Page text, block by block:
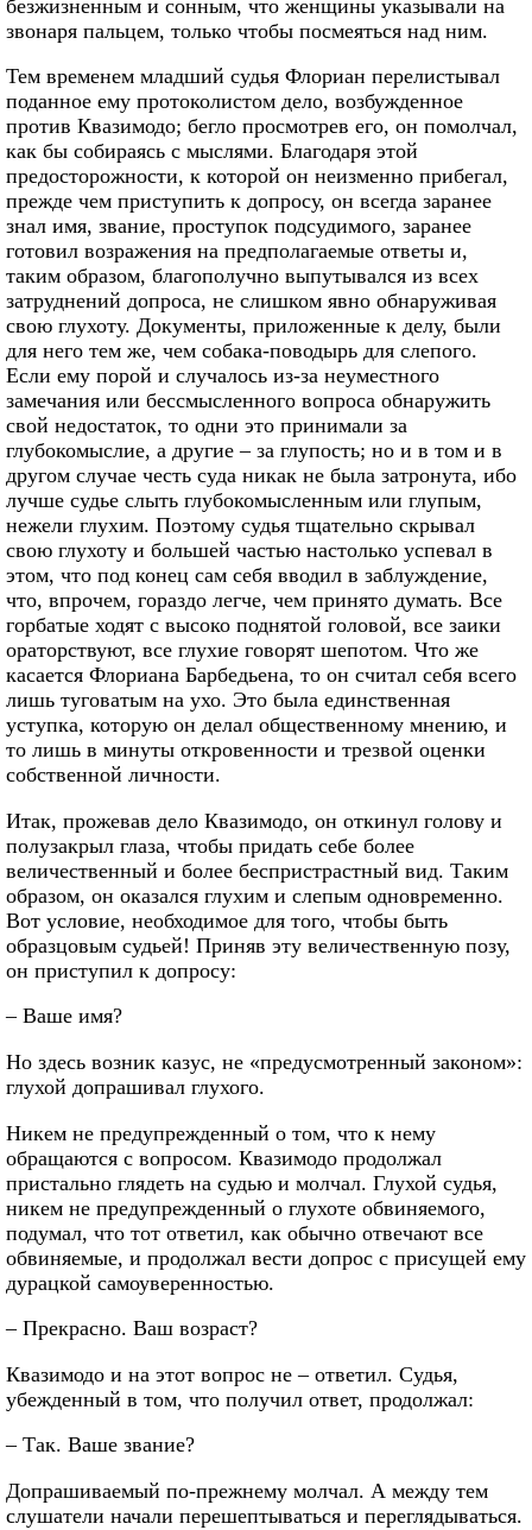
безжизненным и сонным, что женщины указывали на
звонаря пальцем, только чтобы посмеяться над ним.
Тем временем младший судья Флориан перелистывал
поданное ему протоколистом дело, возбужденное
против Квазимодо; бегло просмотрев его, он помолчал,
как бы собираясь с мыслями. Благодаря этой
предосторожности, к которой он неизменно прибегал,
прежде чем приступить к допросу, он всегда заранее
знал имя, звание, проступок подсудимого, заранее
готовил возражения на предполагаемые ответы и,
таким образом, благополучно выпутывался из всех
затруднений допроса, не слишком явно обнаруживая
свою глухоту. Документы, приложенные к делу, были
для него тем же, чем собака‑поводырь для слепого.
Если ему порой и случалось из‑за неуместного
замечания или бессмысленного вопроса обнаружить
свой недостаток, то одни это принимали за
глубокомыслие, а другие – за глупость; но и в том и в
другом случае честь суда никак не была затронута, ибо
лучше судье слыть глубокомысленным или глупым,
нежели глухим. Поэтому судья тщательно скрывал
свою глухоту и большей частью настолько успевал в
этом, что под конец сам себя вводил в заблуждение,
что, впрочем, гораздо легче, чем принято думать. Все
горбатые ходят с высоко поднятой головой, все заики
ораторствуют, все глухие говорят шепотом. Что же
касается Флориана Барбедьена, то он считал себя всего
лишь туговатым на ухо. Это была единственная
уступка, которую он делал общественному мнению, и
то лишь в минуты откровенности и трезвой оценки
собственной личности.
Итак, прожевав дело Квазимодо, он откинул голову и
полузакрыл глаза, чтобы придать себе более
величественный и более беспристрастный вид. Таким
образом, он оказался глухим и слепым одновременно.
Вот условие, необходимое для того, чтобы быть
образцовым судьей! Приняв эту величественную позу,
он приступил к допросу:
– Ваше имя?
Но здесь возник казус, не «предусмотренный законом»:
глухой допрашивал глухого.
Никем не предупрежденный о том, что к нему
обращаются с вопросом. Квазимодо продолжал
пристально глядеть на судью и молчал. Глухой судья,
никем не предупрежденный о глухоте обвиняемого,
подумал, что тот ответил, как обычно отвечают все
обвиняемые, и продолжал вести допрос с присущей ему
дурацкой самоуверенностью.
– Прекрасно. Ваш возраст?
Квазимодо и на этот вопрос не – ответил. Судья,
убежденный в том, что получил ответ, продолжал:
– Так. Ваше звание?
Допрашиваемый по‑прежнему молчал. А между тем
слушатели начали перешептываться и переглядываться.